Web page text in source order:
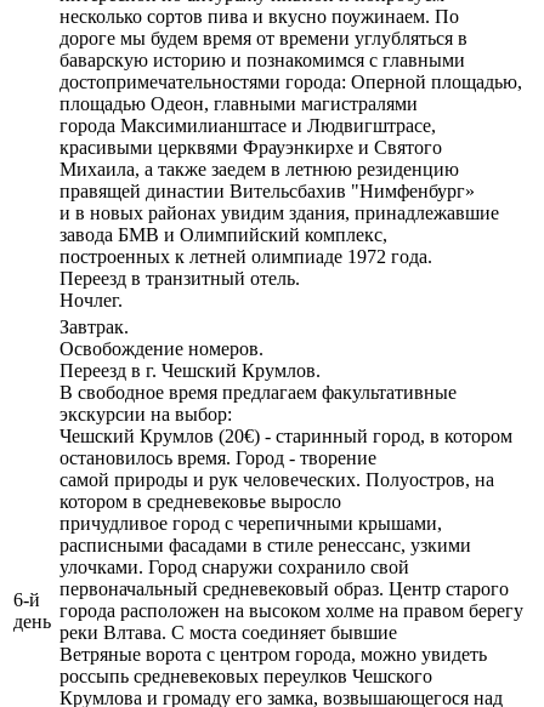
несколько сортов пива и вкусно поужинаем. По
дороге мы будем время от времени углубляться в
баварскую историю и познакомимся с главными
достопримечательностями города: Оперной площадью,
площадью Одеон, главными магистралями
города Максимилианштасе и Людвигштрасе,
красивыми церквями Фрауэнкирхе и Святого
Михаила, а также заедем в летнюю резиденцию
правящей династии Вительсбахив "Нимфенбург»
и в новых районах увидим здания, принадлежавшие
завода БМВ и Олимпийский комплекс,
построенных к летней олимпиаде 1972 года.
Переезд в транзитный отель.
Ночлег.
6-й
день
Завтрак.
Освобождение номеров.
Переезд в г. Чешский Крумлов.
В свободное время предлагаем факультативные
экскурсии на выбор:
Чешский Крумлов (20€) - старинный город, в котором
остановилось время. Город - творение
самой природы и рук человеческих. Полуостров, на
котором в средневековье выросло
причудливое город с черепичными крышами,
расписными фасадами в стиле ренессанс, узкими
улочками. Город снаружи сохранило свой
первоначальный средневековый образ. Центр старого
города расположен на высоком холме на правом берегу
реки Влтава. С моста соединяет бывшие
Ветряные ворота с центром города, можно увидеть
россыпь средневековых переулков Чешского
Крумлова и громаду его замка, возвышающегося над